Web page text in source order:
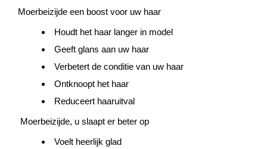
Moerbeizijde een boost voor uw haar
Houdt het haar langer in model
Geeft glans aan uw haar
Verbetert de conditie van uw haar
Ontknoopt het haar
Reduceert haaruitval
Moerbeizijde, u slaapt er beter op
Voelt heerlijk glad